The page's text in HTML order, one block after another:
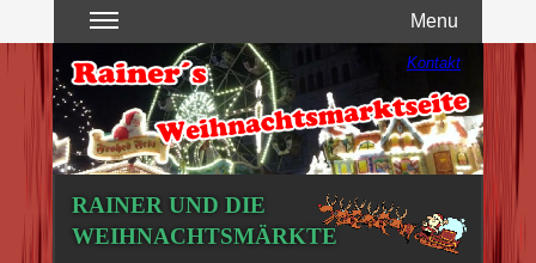
Menu
Kontakt
RAINER UND DIE
WEIHNACHTSMÄRKTE